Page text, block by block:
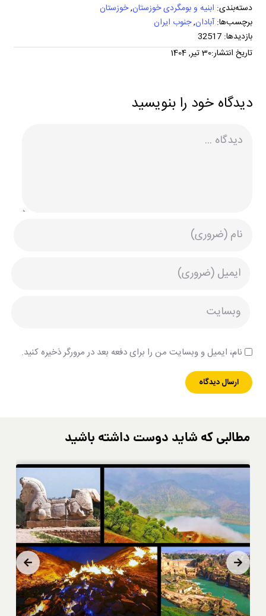
دسته‌بندی: ابنیه و بومگردی خوزستان,خوزستان
برچسب‌ها:آبادان,جنوب ایران
بازدیدها: 32517
تاریخ انتشار:30 تیر, 1404
دیدگاه خود را بنویسید
نام، ایمیل و وبسایت من را برای دفعه بعد در مرورگر ذخیره کنید.
مطالبی که شاید دوست داشته باشید